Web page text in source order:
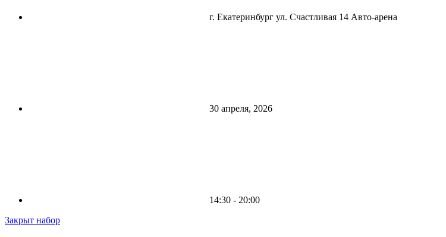
г. Екатеринбург ул. Счастливая 14 Авто-арена
30 апреля, 2026
14:30 - 20:00
Закрыт набор